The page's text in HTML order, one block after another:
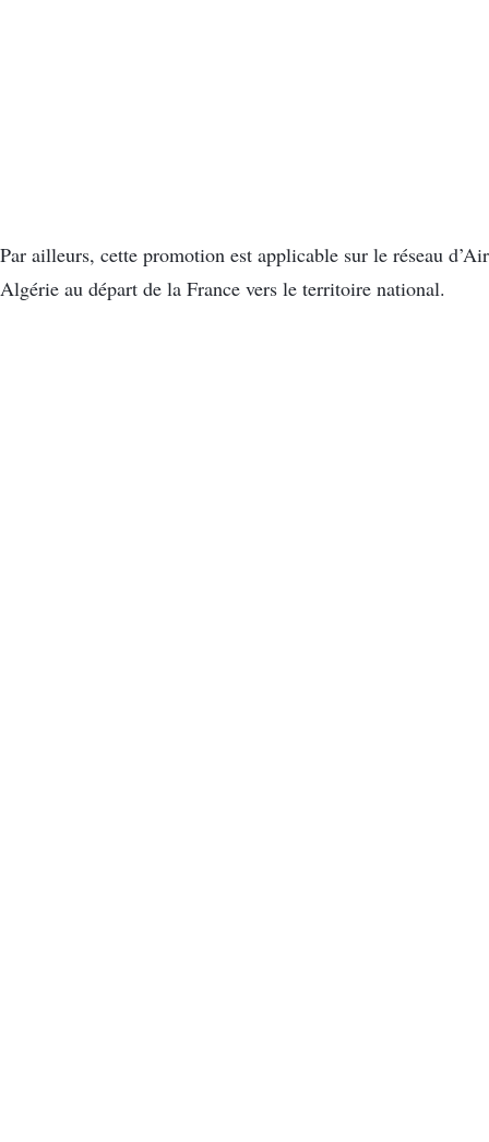
Par ailleurs, cette promotion est applicable sur le réseau d’Air
Algérie au départ de la France vers le territoire national.